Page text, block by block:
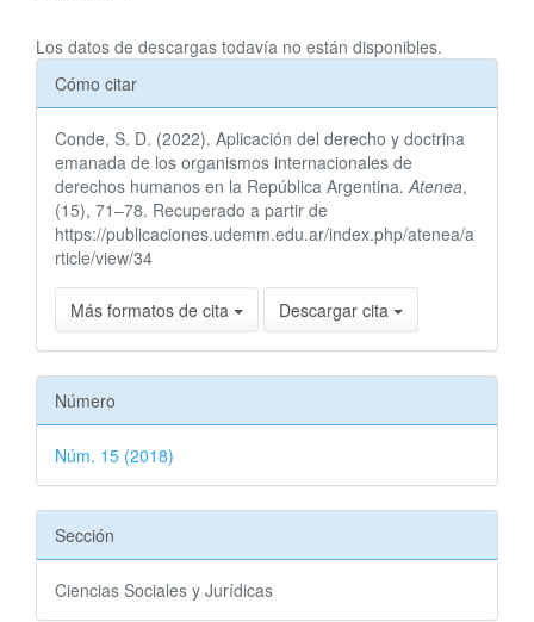
Los datos de descargas todavía no están disponibles.
Detalles
del
artículo
Cómo citar
Conde, S. D. (2022). Aplicación del derecho y doctrina
emanada de los organismos internacionales de
derechos humanos en la República Argentina.Atenea,
(15), 71–78. Recuperado a partir de
https://publicaciones.udemm.edu.ar/index.php/atenea/a
rticle/view/34
Más formatos de cita Descargar cita
Número
Núm. 15 (2018)
Sección
Ciencias Sociales y Jurídicas